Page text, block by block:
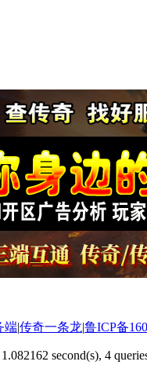
端|传奇一条龙|鲁ICP备
second(s), 4